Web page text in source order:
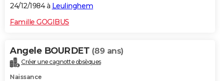
24/12/1984 à Leulinghem
Famille GOGIBUS
Angele BOURDET (89 ans)
Créer une cagnotte obsèques
Naissance